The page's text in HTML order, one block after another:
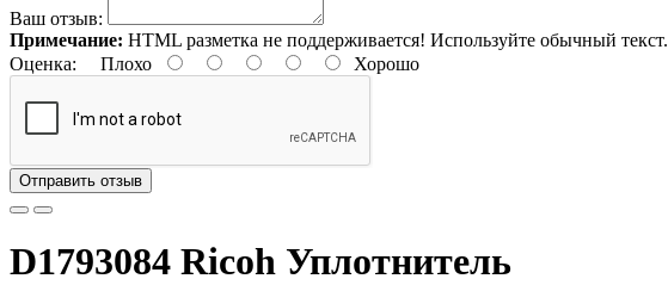
Ваш отзыв:
Примечание: HTML разметка не поддерживается! Используйте обычный текст.
Оценка: Плохо Хорошо
Отправить отзыв
D1793084 Ricoh Уплотнитель